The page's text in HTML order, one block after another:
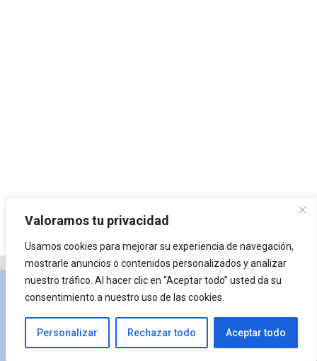
Valoramos tu privacidad
Usamos cookies para mejorar su experiencia de navegación,
mostrarle anuncios o contenidos personalizados y analizar
nuestro tráfico. Al hacer clic en “Aceptar todo” usted da su
consentimiento a nuestro uso de las cookies.
Personalizar Rechazar todo Aceptar todo
Privacidad y Política de Cookies Portal de
arquitectura Lista de Temas ¿Qué es Arkiplus?
© 2026 Arkiplus • Creado conGeneratePress